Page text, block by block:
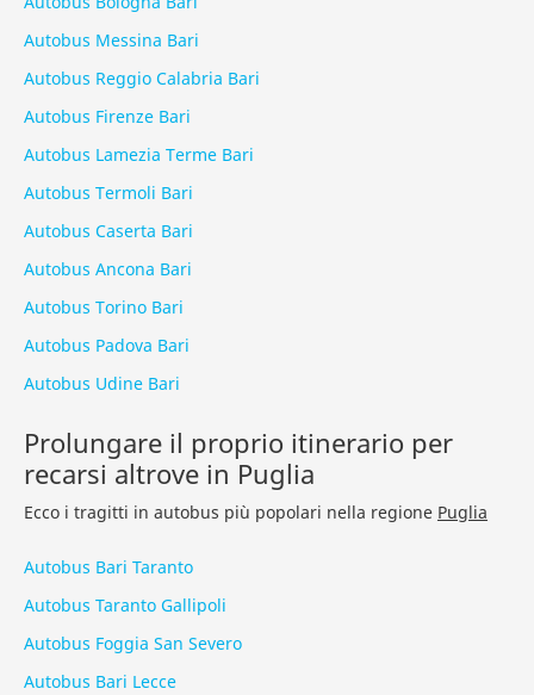
Autobus Messina Bari
Autobus Reggio Calabria Bari
Autobus Firenze Bari
Autobus Lamezia Terme Bari
Autobus Termoli Bari
Autobus Caserta Bari
Autobus Ancona Bari
Autobus Torino Bari
Autobus Padova Bari
Autobus Udine Bari
Prolungare il proprio itinerario per
recarsi altrove in Puglia
Ecco i tragitti in autobus più popolari nella regione Puglia
Autobus Bari Taranto
Autobus Taranto Gallipoli
Autobus Foggia San Severo
Autobus Bari Lecce